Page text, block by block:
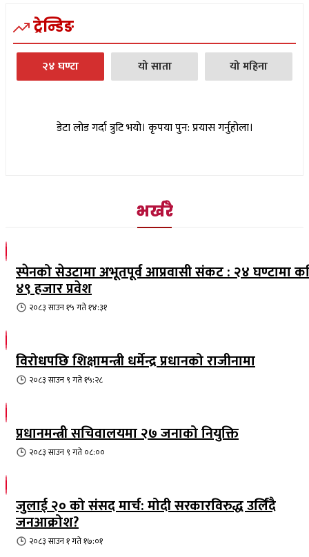
ट्रेन्डिङ
२४ घण्टा यो साता यो महिना
डेटा लोड गर्दा त्रुटि भयो। कृपया पुन: प्रयास गर्नुहोला।
भर्खरै
स्पेनको सेउटामा अभूतपूर्व आप्रवासी संकट : २४ घण्टामा
४९ हजार प्रवेश
२०८३ साउन १५ गते १४:३१
विरोधपछि शिक्षामन्त्री धर्मेन्द्र प्रधानको राजीनामा
२०८३ साउन ९ गते १५:२८
प्रधानमन्त्री सचिवालयमा २७ जनाको नियुक्ति
२०८३ साउन ९ गते ०८:००
जुलाई २० को संसद मार्च: मोदी सरकारविरुद्ध उर्लिंदै
जनआक्रोश?
२०८३ साउन १ गते १७:०१